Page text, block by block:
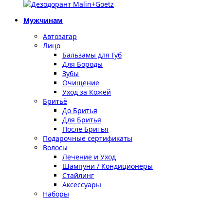
Мужчинам
Автозагар
Лицо
Бальзамы для Губ
Для Бороды
Зубы
Очищение
Уход за Кожей
Бритьё
До Бритья
Для Бритья
После Бритья
Подарочные сертификаты
Волосы
Лечение и Уход
Шампуни / Кондиционеры
Стайлинг
Аксессуары
Наборы